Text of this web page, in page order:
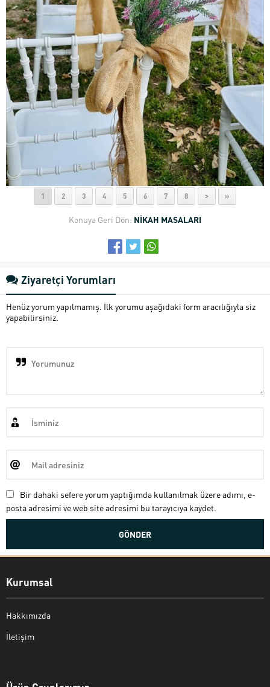
1 2 3 4 5 6 7 8 > »
Konuya Geri Dön: NİKAH MASALARI
Ziyaretçi Yorumları
Henüz yorum yapılmamış. İlk yorumu aşağıdaki form aracılığıyla siz
yapabilirsiniz.
Bir dahaki sefere yorum yaptığımda kullanılmak üzere adımı, e-
posta adresimi ve web site adresimi bu tarayıcıya kaydet.
Kurumsal
Hakkımızda
İletişim